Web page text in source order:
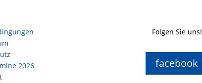
2026
Folgen Sie uns!
facebook